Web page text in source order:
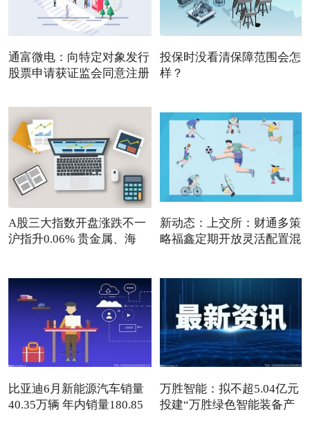
通富微电：向特定对象发行
股票申请获证监会同意注册
投保时没看清保障范围会怎
样？
A股三大指数开盘涨跌不一
沪指升0.06% 贵金属、海
新动态：上交所：财通多策
略福鑫定期开放灵活配置混
比亚迪6月新能源汽车销量
40.35万辆 年内销量180.85
万胜智能：拟不超5.04亿元
投建“万胜绿色智能装备产